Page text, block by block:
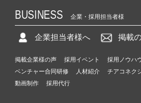
BUSINESS 企業・採用担当者様
企業担当者様へ 掲載
掲載企業様の声 採用イベント 採用ノウハ
ベンチャー合同研修
人材紹介 チアコネク
動画制作
採用代行